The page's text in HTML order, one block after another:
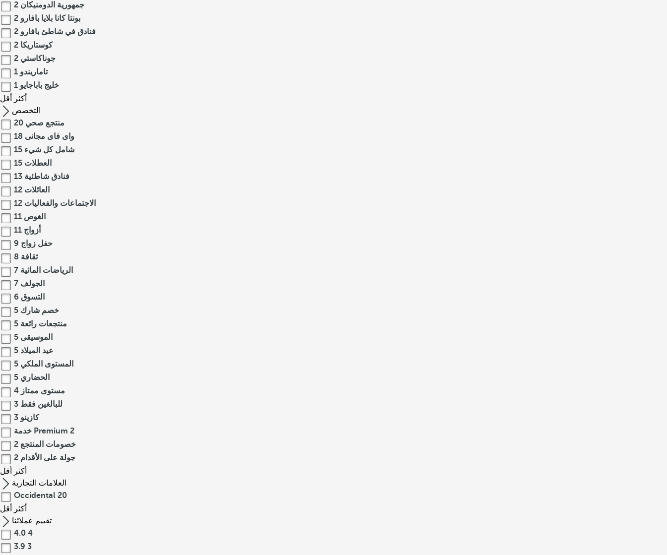
جمهورية الدومنيكان 2
بونتا كانا بلايا بافارو 2
فنادق في شاطئ بافارو 2
كوستاريكا 2
جوناكاستي 2
تاماريندو 1
خليج باباجايو 1
أكثر
أقل
التخصص
منتجع صحي 20
واى فاى مجانى 18
شامل كل شيء 15
العطلات 15
فنادق شاطئية 13
العائلات 12
الاجتماعات والفعاليات 12
الغوص 11
أزواج 11
حفل زواج 9
ثقافة 8
الرياضات المائية 7
الجولف 7
التسوق 6
خصم شارك 5
منتجعات رائعة 5
الموسيقى 5
عيد الميلاد 5
المستوى الملكي 5
الحضاري 5
مستوى ممتاز 4
للبالغين فقط 3
كازينو 3
خدمة Premium 2
خصومات المنتجع 2
جولة على الأقدام 2
أكثر
أقل
العلامات التجارية
Occidental 20
أكثر
أقل
تقييم عملائنا
4.0 4
3.9 3